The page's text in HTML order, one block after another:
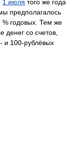
1 июля того же года
предполагалось
% годовых. Тем же
денег со счетов,
и 100-рублёвых